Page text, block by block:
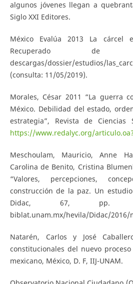
algunos jóvenes llegan a
Siglo XXI Editores.
México Evalúa 2013 La cárcel
Recuperado
descargas/dossier/estudios/
(consulta: 11/05/2019).
Morales, César 2011 “La guerra
México. Debilidad del estado,
estrategia”, Revista de Ciencias
https://www.redalyc.org/
Meschoulam, Mauricio, Anne
Carolina de Benito, Cristina
“Valores, percepciones,
construcción de la paz. Un
Didac, 67, pp.
biblat.unam.mx/hevila/Didac/2016/
Natarén, Carlos y José
constitucionales del nuevo
mexicano, México, D. F, IIJ-UNAM.